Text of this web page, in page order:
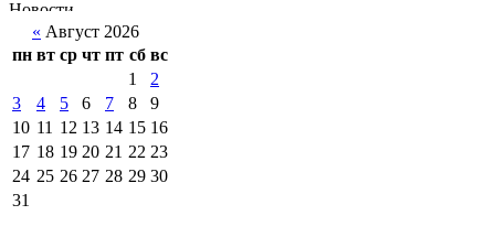
« Август 2026
пн вт ср чт пт сб вс
1
2
3
4 5 6 7 8
9
10 11 12 13 14 15 16
17 18 19 20 21 22 23
24 25 26 27 28 29 30
31